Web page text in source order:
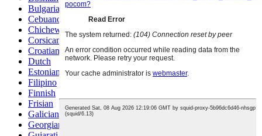
Bulgarian
Cebuano
Chichewa
Corsican
Croatian
Dutch
Estonian
Filipino
Finnish
Frisian
Galician
Georgian